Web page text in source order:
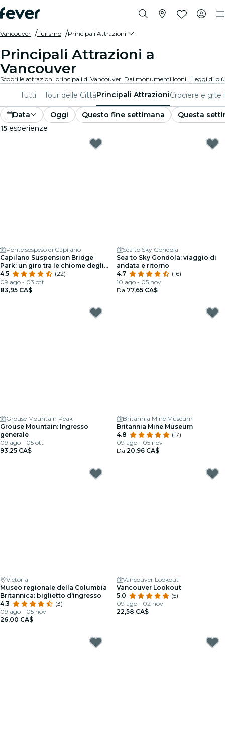
Vancouver Turismo Principali Attrazioni
Principali Attrazioni a
Vancouver
Scopri le attrazioni principali di Vancouver. Dai monumenti iconici e ai centri culturali imperdibili, dai parchi mozzafiato ai tesori nascosti, esplora i luoghi da non perdere con queste esperienze. Scopri cosa rende Vancouver davvero unica! Leggi di più
Tutti Tour delle CittàPrincipali AttrazioniCrociere e gite
Data Oggi Questo fine settimana
Questa
15 esperienze
Ponte sospeso di Capilano
Capilano Suspension Bridge
Park: un giro tra le chiome degli
alberi del patrimonio pluviale
4.5
(22)
09 ago - 03 ott
83,95 CA$
Sea to Sky Gondola
Sea to Sky Gondola: viaggio di
andata e ritorno
4.7
(16)
10 ago - 05 nov
Da 77,65 CA$
Grouse Mountain Peak
Grouse Mountain: Ingresso
generale
09 ago - 05 ott
93,25 CA$
Britannia Mine Museum
Britannia Mine Museum
4.8
(17)
09 ago - 05 nov
Da 20,96 CA$
Victoria
Museo regionale della Columbia
Britannica: biglietto d'ingresso
4.3
(3)
09 ago - 05 nov
26,00 CA$
Vancouver Lookout
Vancouver Lookout
5.0
(5)
09 ago - 02 nov
22,58 CA$